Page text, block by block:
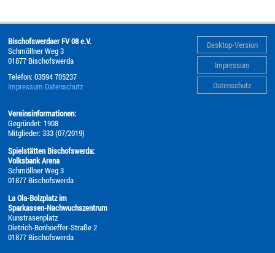
Desktop-Version
Impressum
Datenschutz
Bischofswerdaer FV 08 e.V.
Schmöllner Weg 3
01877 Bischofswerda
Telefon:03594 705237
Impressum Datenschutz
Vereinsinformationen:
Gegründet: 1908
Mitglieder: 333 (07/2019)
Spielstätten Bischofswerda:
Volksbank Arena
Schmöllner Weg 3
01877 Bischofswerda
La Ola-Bolzplatz im
Sparkassen-Nachwuchszentrum
Kunstrasenplatz
Dietrich-Bonhoeffer-Straße 2
01877 Bischofswerda